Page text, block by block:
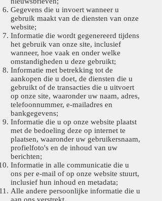
Gegevens die u invoert wanneer u
gebruik maakt van de diensten van onze
website;
Informatie die wordt gegenereerd tijdens
het gebruik van onze site, inclusief
wanneer, hoe vaak en onder welke
omstandigheden u deze gebruikt;
Informatie met betrekking tot de
aankopen die u doet, de diensten die u
gebruikt of de transacties die u uitvoert
op onze site, waaronder uw naam, adres,
telefoonnummer, e-mailadres en
bankgegevens;
Informatie die u op onze website plaatst
met de bedoeling deze op internet te
plaatsen, waaronder uw gebruikersnaam,
profielfoto's en de inhoud van uw
berichten;
Informatie in alle communicatie die u
ons per e-mail of op onze website stuurt,
inclusief hun inhoud en metadata;
Alle andere persoonlijke informatie die u